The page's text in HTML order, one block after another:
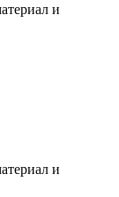
и
и